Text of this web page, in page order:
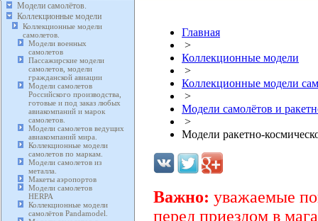
Модели самолётов.
Коллекционные модели
Коллекционные модели
самолетов.
Модели военных
самолетов
Пассажирские модели
самолетов, модели
гражданской авиации
Модели самолетов
Российского производства,
готовые и под заказ любых
авиакомпаний и марок
самолетов.
Модели самолетов ведущих
авиакомпаний мира.
Коллекционные модели
самолетов по маркам.
Модели самолетов из
металла.
Макеты аэропортов
Модели самолетов
HERPA
Коллекционные модели
самолётов Pandamodel.
Главная
>
Коллекционные модели
>
Коллекционные модели
>
Модели самолётов и
>
Модели ракетно-
Важно: уважаемые
перед приездом в